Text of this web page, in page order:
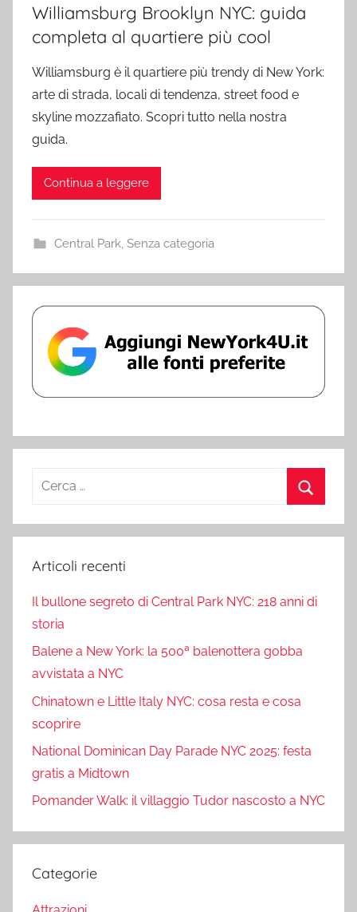
Williamsburg Brooklyn NYC: guida
completa al quartiere più cool
Williamsburg è il quartiere più trendy di New York:
arte di strada, locali di tendenza, street food e
skyline mozzafiato. Scopri tutto nella nostra
guida.
Continua a leggere
Central Park, Senza categoria
Ricerca
Articoli recenti
Il bullone segreto di Central Park NYC: 218 anni di
storia
Balene a New York: la 500ª balenottera gobba
avvistata a NYC
Chinatown e Little Italy NYC: cosa resta e cosa
scoprire
National Dominican Day Parade NYC 2025: festa
gratis a Midtown
Pomander Walk: il villaggio Tudor nascosto a NYC
Categorie